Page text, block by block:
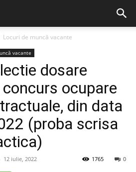
Locuri de muncă vacante
vacante
dosare
ocupare
din data
(proba scrisa
12 iulie, 2022 0
1765